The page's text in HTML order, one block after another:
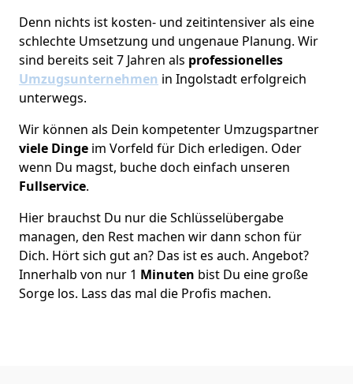
Denn nichts ist kosten- und zeitintensiver als eine
schlechte Umsetzung und ungenaue Planung. Wir
sind bereits seit 7 Jahren als professionelles
Umzugsunternehmen in Ingolstadt erfolgreich
unterwegs.
Wir können als Dein kompetenter Umzugspartner
viele Dinge im Vorfeld für Dich erledigen. Oder
wenn Du magst, buche doch einfach unseren
Fullservice.
Hier brauchst Du nur die Schlüsselübergabe
managen, den Rest machen wir dann schon für
Dich. Hört sich gut an? Das ist es auch. Angebot?
Innerhalb von nur 1 Minuten bist Du eine große
Sorge los. Lass das mal die Profis machen.